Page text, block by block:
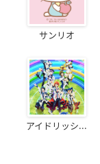
サンリオ
アイドリッシ...